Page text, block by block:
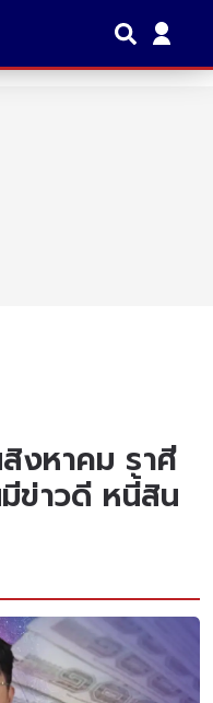
งหาคม ราศี
ข่าวดี หนี้สิน